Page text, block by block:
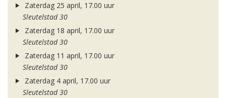
Zaterdag 25 april, 17.00 uur
Sleutelstad 30
Zaterdag 18 april, 17.00 uur
Sleutelstad 30
Zaterdag 11 april, 17.00 uur
Sleutelstad 30
Zaterdag 4 april, 17.00 uur
Sleutelstad 30